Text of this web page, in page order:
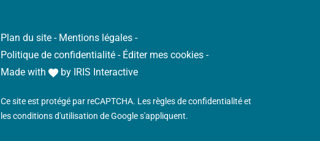
Plan du site - Mentions légales -
Politique de confidentialité - Éditer mes cookies -
Made with
by IRIS Interactive
Ce site est protégé par reCAPTCHA. Les règles de confidentialitéet
lesconditions d'utilisation de Google s'appliquent.